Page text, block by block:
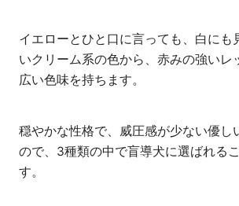
イエローとひと口に言っても、白にも
いクリーム系の色から、赤みの強いレ
広い色味を持ちます。
穏やかな性格で、威圧感が少ない優し
ので、3種類の中で盲導犬に選ばれる
す。